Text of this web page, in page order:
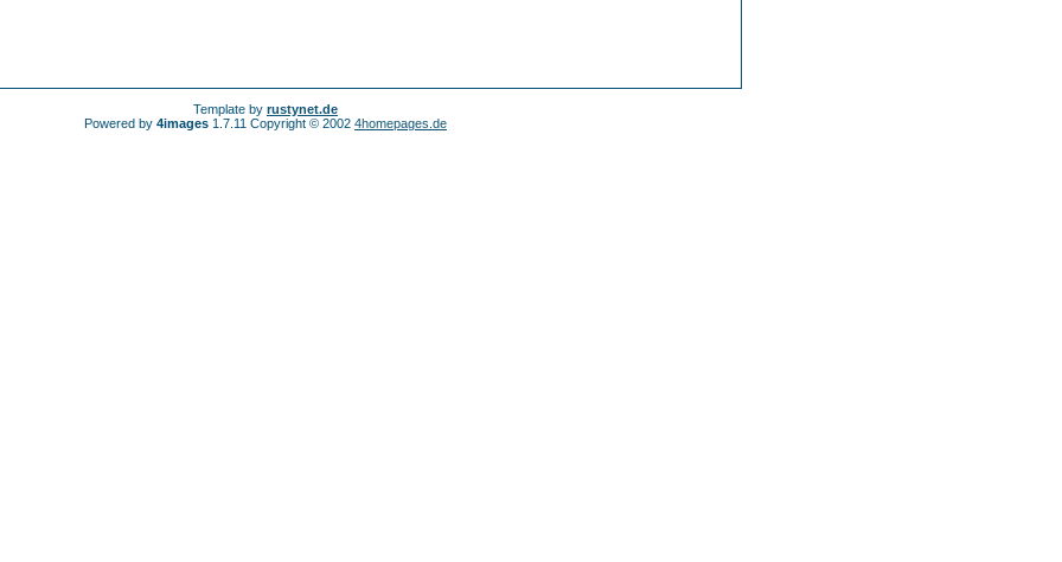
Template by rustynet.de
Powered by 4images 1.7.11 Copyright © 2002 4homepages.de